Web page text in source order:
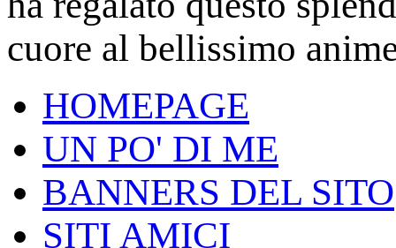
cuore al bellissimo
HOMEPAGE
UN PO' DI ME
BANNERS DEL SITO
SITI AMICI